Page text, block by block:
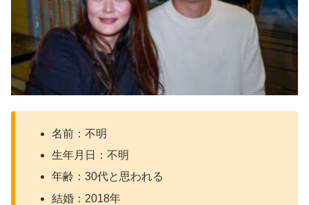
名前：不明
生年月日：不明
年齢：30代と思われる
結婚：2018年